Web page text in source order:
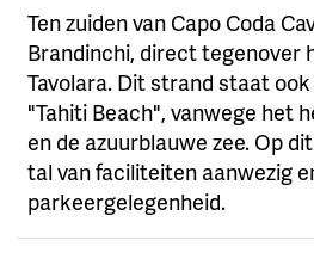
Ten zuiden van Capo Coda
Brandinchi, direct tegenover
Tavolara. Dit strand staat
"Tahiti Beach", vanwege het
en de azuurblauwe zee. Op
tal van faciliteiten aanwezig
parkeergelegenheid.